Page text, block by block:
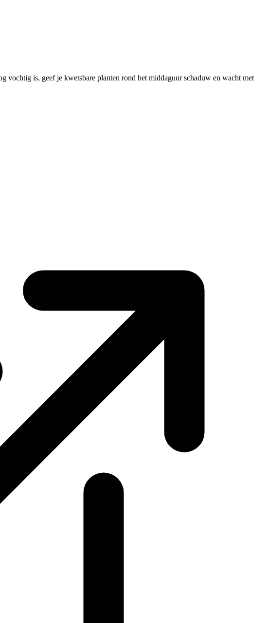
is, geef je kwetsbare planten rond het middaguur schaduw en wacht met